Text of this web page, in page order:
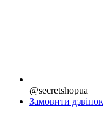
@secretshopua
Замовити дзвінок